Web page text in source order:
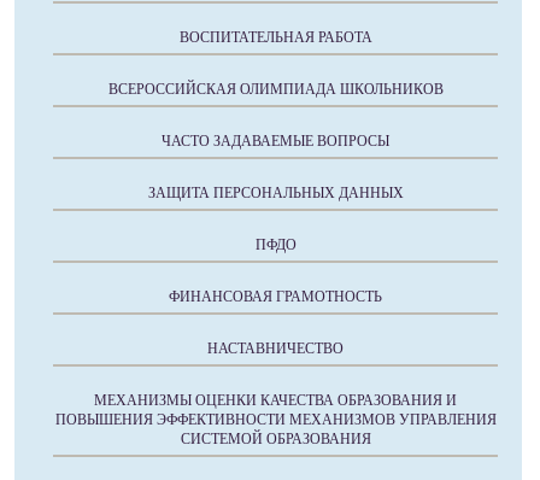
ВОСПИТАТЕЛЬНАЯ РАБОТА
ВСЕРОССИЙСКАЯ ОЛИМПИАДА ШКОЛЬНИКОВ
ЧАСТО ЗАДАВАЕМЫЕ ВОПРОСЫ
ЗАЩИТА ПЕРСОНАЛЬНЫХ ДАННЫХ
ПФДО
ФИНАНСОВАЯ ГРАМОТНОСТЬ
НАСТАВНИЧЕСТВО
МЕХАНИЗМЫ ОЦЕНКИ КАЧЕСТВА ОБРАЗОВАНИЯ И
ПОВЫШЕНИЯ ЭФФЕКТИВНОСТИ МЕХАНИЗМОВ УПРАВЛЕНИЯ
СИСТЕМОЙ ОБРАЗОВАНИЯ